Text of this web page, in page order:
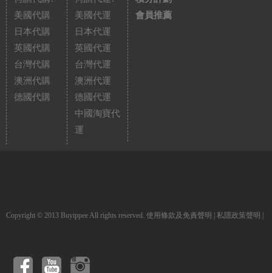
美國代購
日本代購
英國代購
台灣代購
澳洲代購
德國代購
美國代運
日本代運
英國代運
台灣代運
澳洲代運
德國代運
中國淘寶代
運
會員推薦
Copyright © 2013 Buyippee All rights reserved. 使用條款及免責聲明 私隱政策聲明